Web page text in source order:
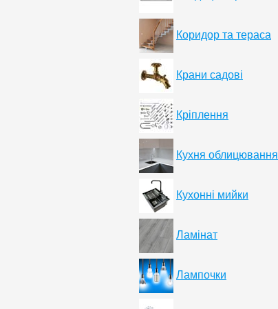
Коридор та тераса
Крани садові
Кріплення
Кухня облицювання
Кухонні мийки
Ламінат
Лампочки